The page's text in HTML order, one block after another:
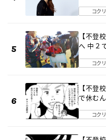
コク
【不登
へ 中２
コク
【不登
で休む
コク